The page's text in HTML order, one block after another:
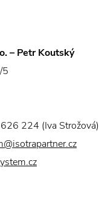
– Petr Koutský
5
224 (Iva Strožová)